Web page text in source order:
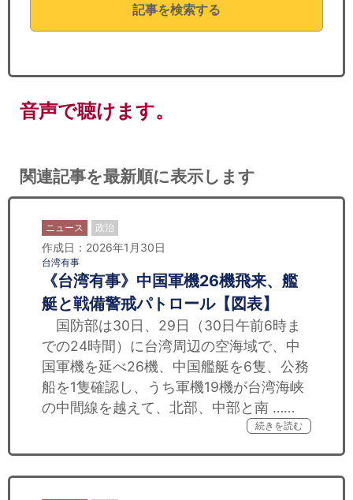
記事を検索する
音声で聴けます。
関連記事を最新順に表示します
ニュース 政治
作成日：2026年1月30日
台湾有事
《台湾有事》中国軍機26機飛来、艦
艇と戦備警戒パトロール【図表】
国防部は30日、29日（30日午前6時ま
での24時間）に台湾周辺の空海域で、中
国軍機を延べ26機、中国艦艇を6隻、公務
船を1隻確認し、うち軍機19機が台湾海峡
の中間線を越えて、北部、中部と南 ……
続きを読む